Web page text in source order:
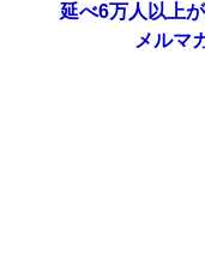
延べ6万人以上
メルマ